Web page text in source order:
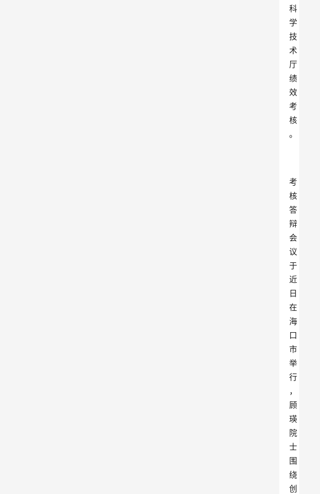
科
学
技
术
厅
绩
效
考
核
。
考
核
答
辩
会
议
于
近
日
在
海
口
市
举
行
，
顾
瑛
院
士
围
绕
创